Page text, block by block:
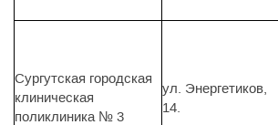
Сургутская городская
клиническая
поликлиника № 3
ул. Энергетиков,
14.